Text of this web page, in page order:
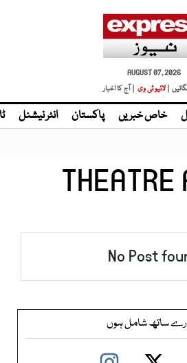
AUGUST 07, 2026
| لائیو ٹی وی | آج کا اخبار
خاص خبریں پاکستان انٹر نیشنل
THEATRE
No Post
ساتھ شامل ہوں